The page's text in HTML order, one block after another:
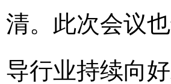
清。此次会议
导行业持续向